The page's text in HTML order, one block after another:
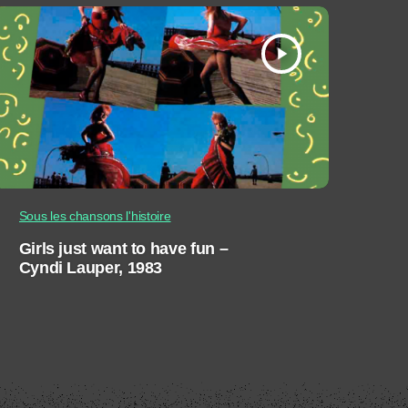
play_arrow
Sous les chansons l'histoire
Girls just want to have fun –
Cyndi Lauper, 1983